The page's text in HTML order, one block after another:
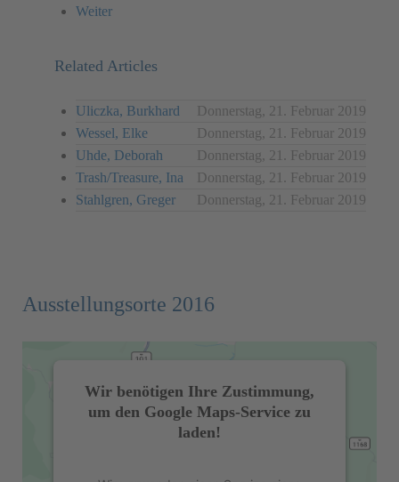
Weiter
Related Articles
Uliczka, Burkhard
Donnerstag, 21. Februar 2019
Wessel, Elke
Donnerstag, 21. Februar 2019
Uhde, Deborah
Donnerstag, 21. Februar 2019
Trash/Treasure, Ina
Donnerstag, 21. Februar 2019
Stahlgren, Greger
Donnerstag, 21. Februar 2019
Ausstellungsorte 2016
Wir benötigen Ihre Zustimmung,
um den Google Maps-Service zu
laden!